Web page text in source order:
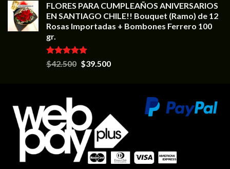
FLORES PARA CUMPLEAÑOS ANIVERSARIOS
EN SANTIAGO CHILE!! Bouquet (Ramo) de 12
Rosas Importadas + Bombones Ferrero 100
gr.
Valorado en
5.00
$42.500 $39.500